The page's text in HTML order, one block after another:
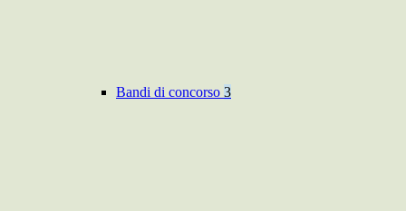
Bandi di concorso 3